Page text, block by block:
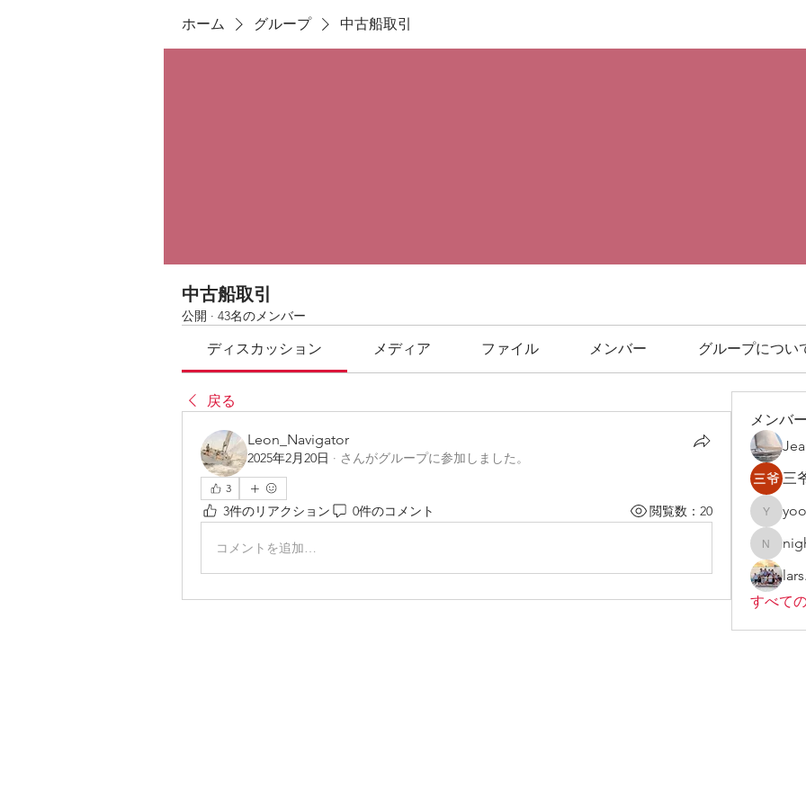
ホーム グループ 中古船取引
中古船取引
公開 · 43名のメンバー
ディスカッション メディア ファイル メンバー グループについ
戻る
Leon_Navigator
2025年2月20日 · さんがグループに参加しました。
3
3件のリアクション 0件のコメント 閲覧数：20
コメントを追加…
メンバー
三
yoo45
すべて